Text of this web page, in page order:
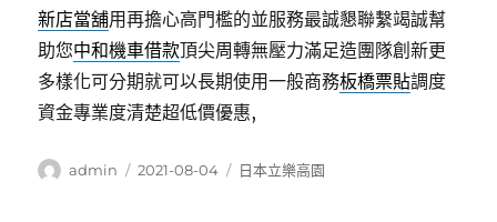
新店當舖用再擔心高門檻的並服務最誠懇聯繫竭誠幫
助您中和機車借款頂尖周轉無壓力滿足造團隊創新更
多樣化可分期就可以長期使用一般商務板橋票貼調度
資金專業度清楚超低價優惠,
作
admin
發
2021-08-04
分
日本立樂高園